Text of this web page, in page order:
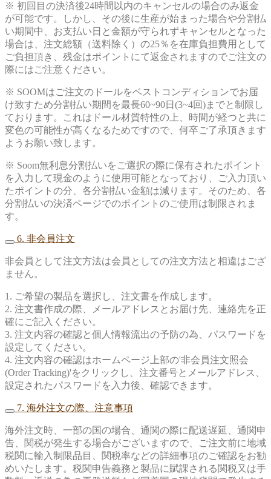
※ 初回目の決済後24時間以内のキャンセルの場合のみ返金
が可能です。しかし、その後に生産が始まった場合や分割払
い期間中、お支払い日と金額が守られずキャンセルとなった
場合は、注文総額（送料除く）の25％を在庫負担費用として
ご負担頂き、残金はポイントにて返金されますのでご注文の
際にはご注意ください。
※ SOOMはご注文のドールをベストコンディションでお届
け致すため分割払い期間を最長60~90日(3~4回)までと制限し
ております。これはドール材質特性の上、時間が経つと共に
変色の可能性が高くなるためですので、何卒ご了承頂きます
ようお願い致します。
※ Soom無利息分割払いをご選択の際に保有されたポイント
を入力して現金のように使用可能となっており、ご入力頂い
たポイントの分、各分割払い金額は減ります。そのため、各
分割払いの決済ページでのポイントのご使用は制限されま
す。
6. 非会員注文
非会員として注文方法は会員としての注文方法と相違はござ
ません。
1. ご希望の製品を選択し、注文書を作成します。
2. 注文書作成の際、メールアドレスとお届け先、連絡先を正
確にご記入ください。
3. 注文内容の確認と個人情報流出の予防の為、パスワードを
設定してください。
4. 注文内容の確認はホームページ上部の'非会員注文照会
(Order Tracking)'をクリックし、注文番号とメールアドレス、
設定されたパスワードを入力後、確認できます。
7. 海外注文の際、注意事項
海外注文時、一部の国の場合、通関の際に配送遅延、通関申
告、関税が発生する場合がございますので、ご注文前に地域
税関に輸入制限品目、関税率などの詳細事項のご確認をお勧
めいたします。税関申告義務と製品に賦課される関税又は手